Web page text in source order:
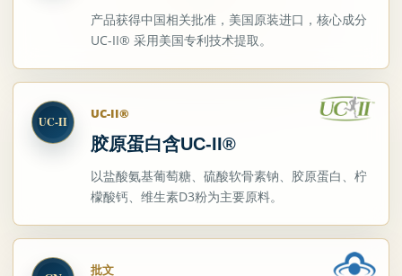
产品获得中国相关批准，美国原装进口，核心成分
UC-II® 采用美国专利技术提取。
UC-II
UC-II®
胶原蛋白含UC-II®
以盐酸氨基葡萄糖、硫酸软骨素钠、胶原蛋白、柠
檬酸钙、维生素D3粉为主要原料。
批文